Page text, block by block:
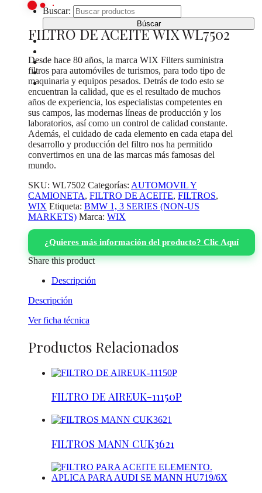
Buscar:
INICIO
¿DONDE COMPRAR?
SOBRE NOSOTROS
CONTACTO
FILTRO DE ACEITE WIX WL7502
Desde hace 80 años, la marca WIX Filters suministra
filtros para automóviles de turismos, para todo tipo de
maquinaria y equipos pesados. Detrás de todo esto se
encuentran la calidad, que es el resultado de muchos
años de experiencia, los especialistas competentes en
sus campos, las modernas líneas de producción y los
laboratorios, así como un control de calidad constante.
Además, el cuidado de cada elemento en cada etapa del
desarrollo y producción del filtro nos ha permitido
convertirnos en una de las marcas más famosas del
mundo.
SKU: WL7502 Categorías: AUTOMOVIL Y
CAMIONETA, FILTRO DE ACEITE, FILTROS,
WIX Etiqueta: BMW 1, 3 SERIES (NON-US
MARKETS) Marca: WIX
¿Quieres más información del producto? Clic Aquí
Share this product
Descripción
Descripción
Ver ficha técnica
Productos Relacionados
FILTRO DE AIREUK-11150P
FILTROS MANN CUK3621